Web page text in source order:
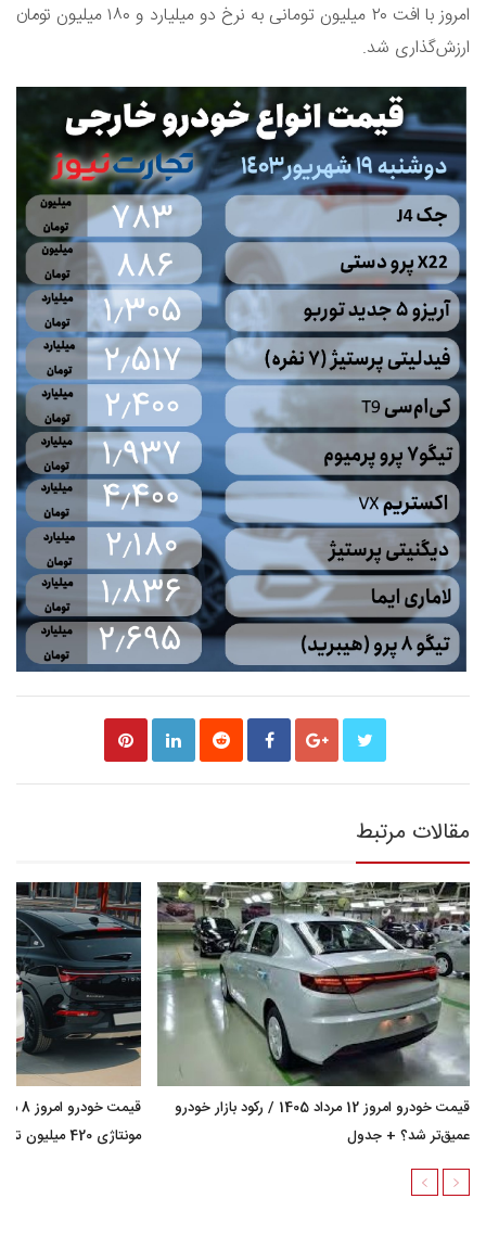
امروز با افت ۲۰ میلیون تومانی به نرخ دو میلیارد و ۱۸۰ میلیون تومان
ارزش‌گذاری شد.
مقالات مرتبط
قیمت خودرو امروز 12 مرداد 1405 / رکود بازار خودرو
عمیق‌تر شد؟ + جدول
مونتاژی 420 میلیون تومان گران شد؟ + جدول